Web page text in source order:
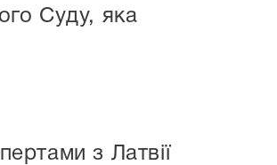
Суду, яка
з Латвії